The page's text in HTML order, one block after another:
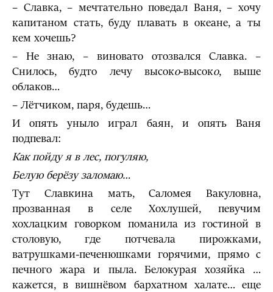
– Славка, – мечтательно поведал Ваня, – хочу
капитаном стать, буду плавать в океане, а ты
кем хочешь?
– Не знаю, – виновато отозвался Славка. –
Снилось, будто лечу высоко-высоко, выше
облаков…
– Лётчиком, паря, будешь…
И опять уныло играл баян, и опять Ваня
подпевал:
Как пойду я в лес, погуляю,
Белую берёзу заломаю…
Тут Славкина мать, Саломея Вакуловна,
прозванная в селе Хохлушей, певучим
хохлацким говорком поманила из гостиной в
столовую, где потчевала пирожками,
ватрушками-печенюшками горячими, прямо с
печного жара и пыла. Белокурая хозяйка …
кажется, в вишнёвом бархатном халате… еще